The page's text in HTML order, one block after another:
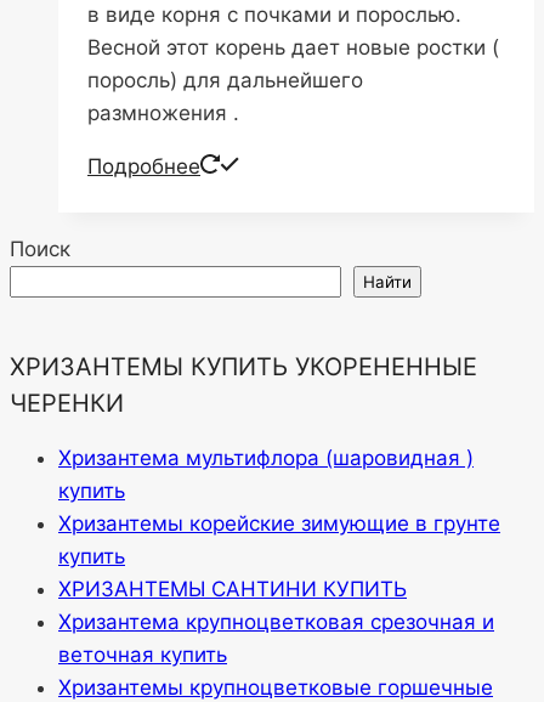
в виде корня с почками и порослью.
Весной этот корень дает новые ростки (
поросль) для дальнейшего
размножения .
Подробнее
Поиск
Найти
ХРИЗАНТЕМЫ КУПИТЬ УКОРЕНЕННЫЕ
ЧЕРЕНКИ
Хризантема мультифлора (шаровидная )
купить
Хризантемы корейские зимующие в грунте
купить
ХРИЗАНТЕМЫ САНТИНИ КУПИТЬ
Хризантема крупноцветковая срезочная и
веточная купить
Хризантемы крупноцветковые горшечные